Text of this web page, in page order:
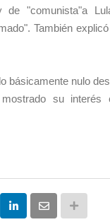
de "comunista"a
También
básicamente nulo
su interés